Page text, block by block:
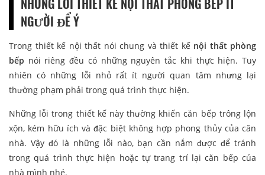
NHỮNG LỖI THIẾT KẾ NỘI THẤT PHÒNG BẾP ÍT
NGƯỜI ĐỂ Ý
Trong thiết kế nội thất nói chung và thiết kế nội thất phòng
bếp nói riêng đều có những nguyên tắc khi thực hiện. Tuy
nhiên có những lỗi nhỏ rất ít người quan tâm nhưng lại
thường phạm phải trong quá trình thực hiện.
Những lỗi trong thiết kế này thường khiến căn bếp trông lộn
xộn, kém hữu ích và đặc biệt không hợp phong thủy của căn
nhà. Vậy đó là những lỗi nào, bạn cần nắm được để tránh
trong quá trình thực hiện hoặc tự trang trí lại căn bếp của
nhà mình nhé.